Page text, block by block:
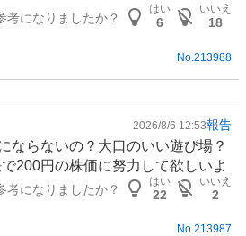
考になりましたか？
はい
6
いいえ
18
No. 213988
2026/8/6 12:53報告
ならないの？大口のいい遊び場？
200円の株価に努力して欲しいよ
考になりましたか？
はい
22
いいえ
2
No.213987